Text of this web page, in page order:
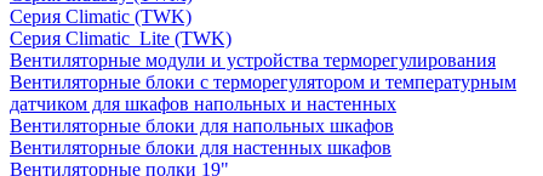
Серия Climatic (TWK)
Серия Climatic_Lite (TWK)
Вентиляторные модули и устройства терморегулирования
Вентиляторные блоки с терморегулятором и температурным
датчиком для шкафов напольных и настенных
Вентиляторные блоки для напольных шкафов
Вентиляторные блоки для настенных шкафов
Вентиляторные полки 19"